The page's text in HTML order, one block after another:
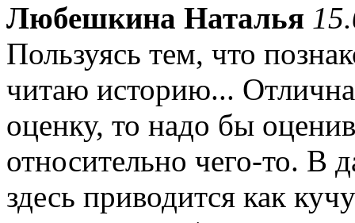
Любешкина Наталья
Пользуясь тем, что
читаю историю...
оценку, то надо бы
относительно чего-то. В
здесь приводится как